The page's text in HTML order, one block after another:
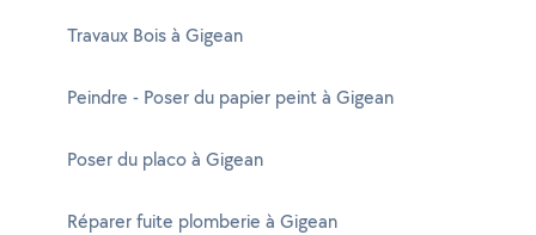
Travaux Bois à Gigean
Peindre - Poser du papier peint à Gigean
Poser du placo à Gigean
Réparer fuite plomberie à Gigean